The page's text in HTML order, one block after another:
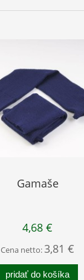
Gamaše
4,68 €
Cena netto:3,81 €
pridať do košíka